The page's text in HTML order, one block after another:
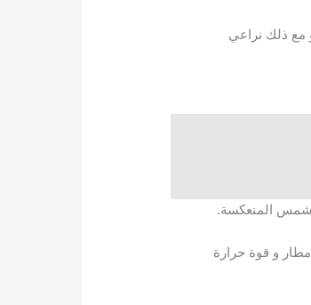
مع ذلك نراعي
المنعكسة.
و قوة حرارة